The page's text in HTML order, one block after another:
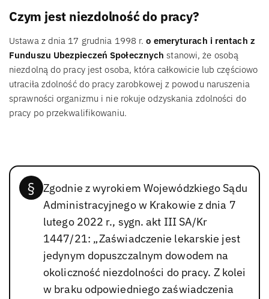
Czym jest niezdolność do pracy?
Ustawa z dnia 17 grudnia 1998 r.o emeryturach i rentach z
Funduszu Ubezpieczeń Społecznych stanowi, że osobą
niezdolną do pracy jest osoba, która całkowicie lub częściowo
utraciła zdolność do pracy zarobkowej z powodu naruszenia
sprawności organizmu i nie rokuje odzyskania zdolności do
pracy po przekwalifikowaniu.
Zgodnie z wyrokiem Wojewódzkiego Sądu
Administracyjnego w Krakowie z dnia 7
lutego 2022 r., sygn. akt III SA/Kr
1447/21: „Zaświadczenie lekarskie jest
jedynym dopuszczalnym dowodem na
okoliczność niezdolności do pracy. Z kolei
w braku odpowiedniego zaświadczenia